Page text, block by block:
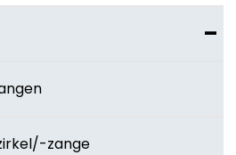
-
zange